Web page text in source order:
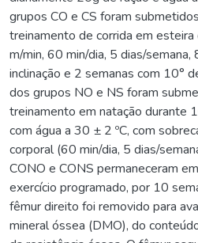
grupos CO e CS foram
treinamento de corrida em
m/min, 60 min/dia, 5 dias/
inclinação e 2 semanas com 10°
dos grupos NO e NS foram
treinamento em natação durante
com água a 30 ± 2 ºC, com
corporal (60 min/dia, 5 dias/
CONO e CONS permaneceram
exercício programado, por 10
fêmur direito foi removido para
mineral óssea (DMO), do